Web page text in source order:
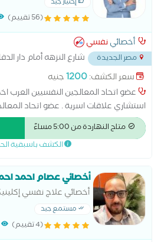
(56 تقييم)
أخصائينفسي
مصر الجديدة شارع النزهه أمام دار
سعر الكشف:1200جنيه
عضو اتحاد المعالجين النفسيين العرب
استشاري علاقات اسرية . عضو اتحاد
ماجستير مهني الاضطرابات الجنسية من
مهنية في علم النفس الاكلينكي . . مدير
متاح النهاردة من 5:00 مساءً
الكشف باسبقية
أخصائي عصام احمد
أخصائي علاج نفسي
وزواجي
مستمع جيد
(4 تقييم)